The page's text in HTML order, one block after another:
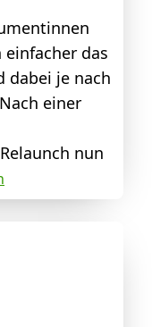
das
dabei je nach
einer
nun